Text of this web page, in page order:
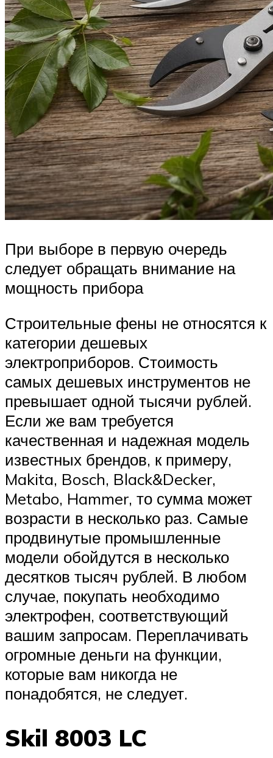
При выборе в первую очередь
следует обращать внимание на
мощность прибора
Строительные фены не относятся к
категории дешевых
электроприборов. Стоимость
самых дешевых инструментов не
превышает одной тысячи рублей.
Если же вам требуется
качественная и надежная модель
известных брендов, к примеру,
Makita, Bosch, Black&Decker,
Metabo, Hammer, то сумма может
возрасти в несколько раз. Самые
продвинутые промышленные
модели обойдутся в несколько
десятков тысяч рублей. В любом
случае, покупать необходимо
электрофен, соответствующий
вашим запросам. Переплачивать
огромные деньги на функции,
которые вам никогда не
понадобятся, не следует.
Skil 8003 LC